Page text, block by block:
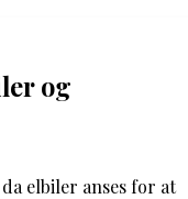
og
elbiler anses for at